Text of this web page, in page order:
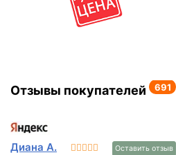
Отзывы покупателей 691
Диана А. Оставить отзыв